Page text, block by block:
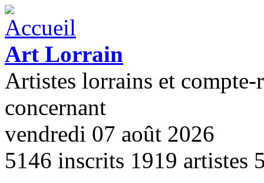
Aller au contenu principal
Art Lorrain
Artistes lorrains et compte-
concernant
vendredi 07 août 2026
5146 inscrits 1919 artistes